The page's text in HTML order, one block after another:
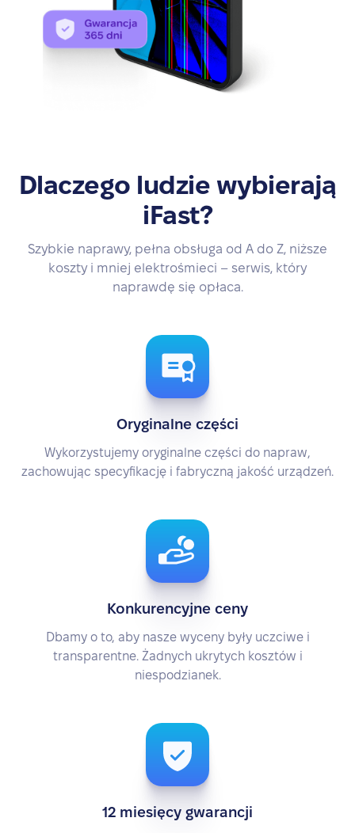
Dlaczego ludzie wybierają
iFast?
Szybkie naprawy, pełna obsługa od A do Z, niższe
koszty i mniej elektrośmieci – serwis, który
naprawdę się opłaca.
Oryginalne części
Wykorzystujemy oryginalne części do napraw,
zachowując specyfikację i fabryczną jakość urządzeń.
Konkurencyjne ceny
Dbamy o to, aby nasze wyceny były uczciwe i
transparentne. Żadnych ukrytych kosztów i
niespodzianek.
12 miesięcy gwarancji